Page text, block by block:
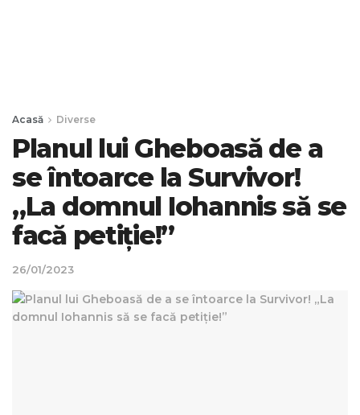
Acasă Diverse
Planul lui Gheboasă de a
se întoarce la Survivor!
„La domnul Iohannis să se
facă petiție!”
26/01/2023